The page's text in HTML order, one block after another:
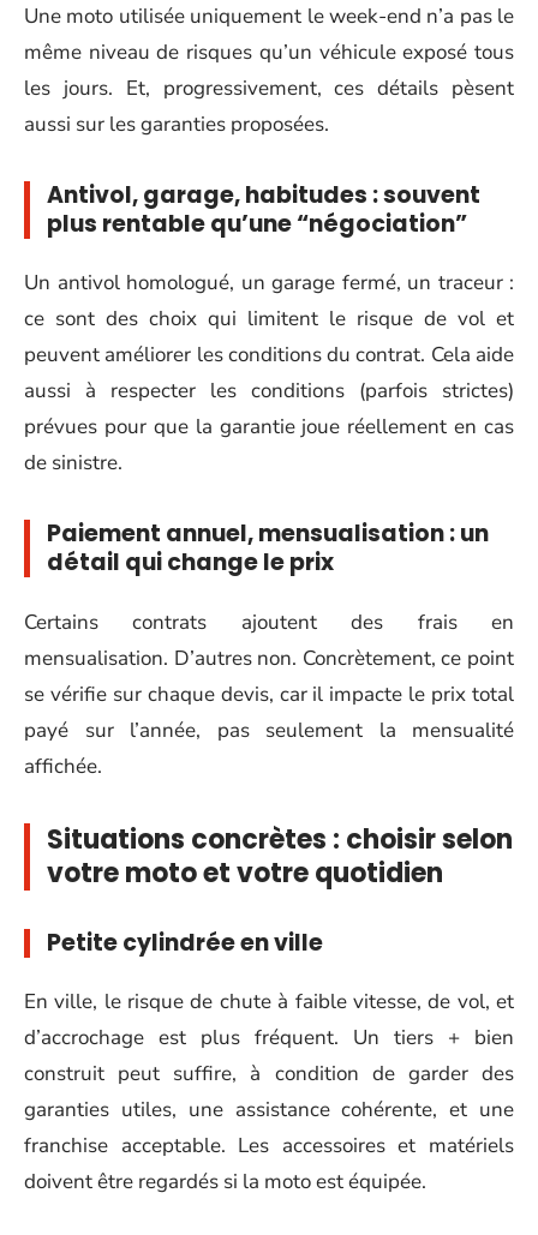
Une moto utilisée uniquement le week-end n’a pas le
même niveau de risques qu’un véhicule exposé tous
les jours. Et, progressivement, ces détails pèsent
aussi sur les garanties proposées.
Antivol, garage, habitudes : souvent
plus rentable qu’une “négociation”
Un antivol homologué, un garage fermé, un traceur :
ce sont des choix qui limitent le risque de vol et
peuvent améliorer les conditions du contrat. Cela aide
aussi à respecter les conditions (parfois strictes)
prévues pour que la garantie joue réellement en cas
de sinistre.
Paiement annuel, mensualisation : un
détail qui change le prix
Certains contrats ajoutent des frais en
mensualisation. D’autres non. Concrètement, ce point
se vérifie sur chaque devis, car il impacte le prix total
payé sur l’année, pas seulement la mensualité
affichée.
Situations concrètes : choisir selon
votre moto et votre quotidien
Petite cylindrée en ville
En ville, le risque de chute à faible vitesse, de vol, et
d’accrochage est plus fréquent. Un tiers + bien
construit peut suffire, à condition de garder des
garanties utiles, une assistance cohérente, et une
franchise acceptable. Les accessoires et matériels
doivent être regardés si la moto est équipée.